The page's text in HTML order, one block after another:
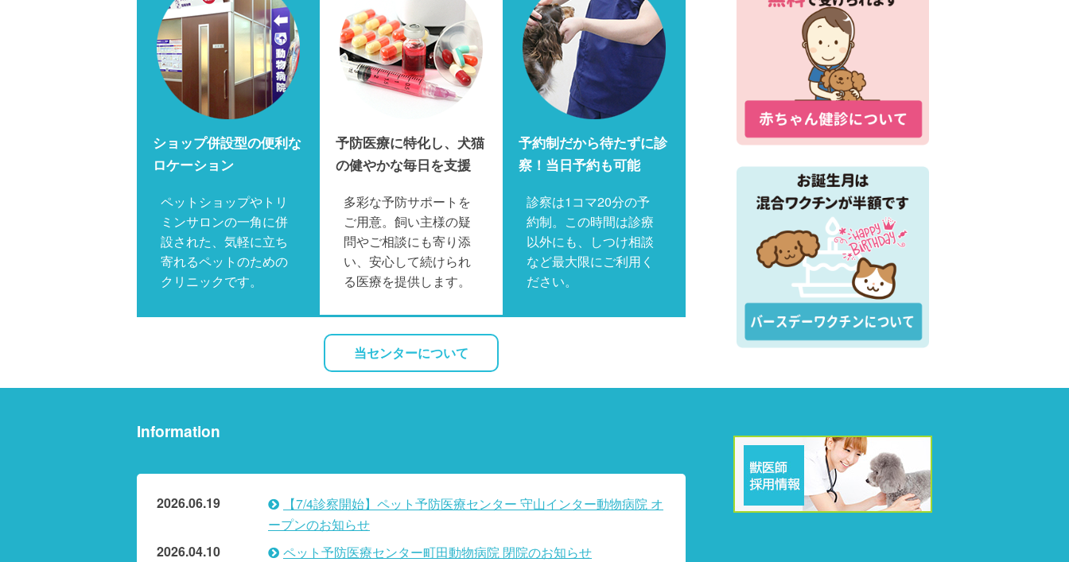
ショップ併設型の便利な
ロケーション
ペットショップやトリ
ミンサロンの一角に併
設された、気軽に立ち
寄れるペットのための
クリニックです。
予防医療に特化し、犬猫
の健やかな毎日を支援
多彩な予防サポートを
ご用意。飼い主様の疑
問やご相談にも寄り添
い、安心して続けられ
る医療を提供します。
予約制だから待たずに診
察！当日予約も可能
診察は1コマ20分の予
約制。この時間は診療
以外にも、しつけ相談
など最大限にご利用く
ださい。
当センターについて
Information
2026.06.19
【7/4診察開始】ペット予防医療センター 守山インター動物病院 オ
ープンのお知らせ
2026.04.10
ペット予防医療センター町田動物病院 閉院のお知らせ